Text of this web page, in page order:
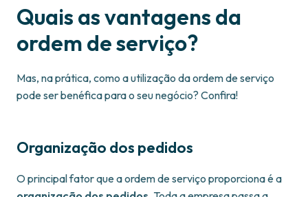
Quais as vantagens da
ordem de serviço?
Mas, na prática, como a utilização da ordem de serviço
pode ser benéfica para o seu negócio? Confira!
Organização dos pedidos
O principal fator que a ordem de serviço proporciona é a